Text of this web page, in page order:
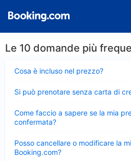
Le 10 domande più
Cosa è incluso nel prezzo?
chiuso
Si può prenotare senza carta di
chiuso
Come faccio a sapere se la mia
confermata?
chiuso
Posso cancellare o modificare la
Booking.com?
chiuso